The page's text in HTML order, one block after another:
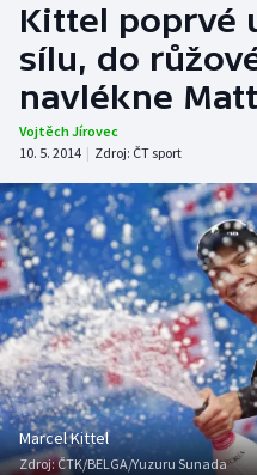
Cyklistika
DALŠÍ SPORTY
Americký fotbal
Baseball a softbal
Basketbal
Biatlon
Boby a skeleton
Box
NEPŘEHLÉDNĚTE
Soutěže
Historické návraty
Aplikace ČT sport
AZ kvíz
Kittel poprvé
sílu, do
navlékne
Vojtěch Jírovec
10. 5. 2014 | Zdroj: ČT sport
Marcel Kittel
Zdroj:ČTK/BELGA/Yuzuru Sunada